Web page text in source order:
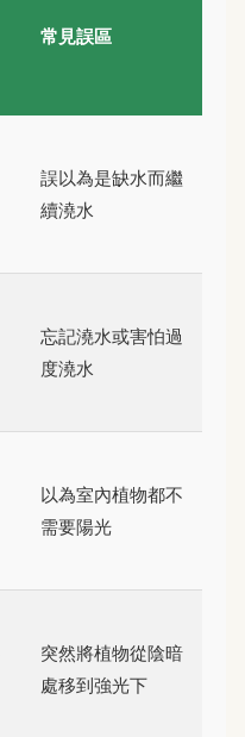
常見誤區
誤以為是缺水而繼
續澆水
忘記澆水或害怕過
度澆水
以為室內植物都不
需要陽光
突然將植物從陰暗
處移到強光下